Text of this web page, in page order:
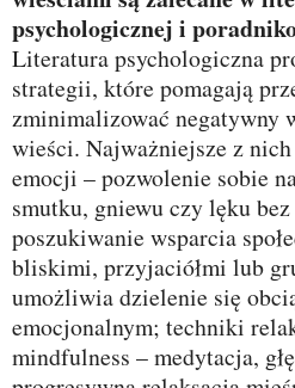
psychologicznej i
Literatura psychologiczna
strategii, które pomagają
zminimalizować negatywny
wieści. Najważniejsze z
emocji – pozwolenie sobie
smutku, gniewu czy lęku
poszukiwanie wsparcia
bliskimi, przyjaciółmi lub
umożliwia dzielenie się
emocjonalnym; techniki
mindfulness – medytacja,